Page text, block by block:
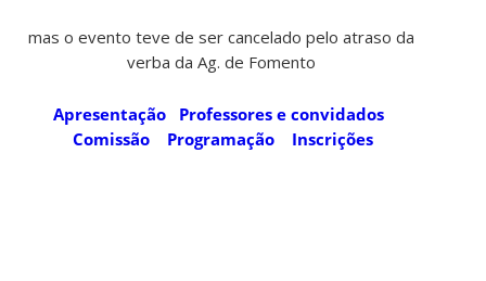
mas o evento teve de ser cancelado pelo atraso da
verba da Ag. de Fomento
Apresentação
Professores e convidados
Comissão
Programação Inscrições